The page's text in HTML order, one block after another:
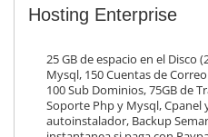
Hosting Enterprise
25 GB de espacio en el Disco
Mysql, 150 Cuentas de
100 Sub Dominios, 75GB de
Soporte Php y Mysql, Cpanel
autoinstalador, Backup